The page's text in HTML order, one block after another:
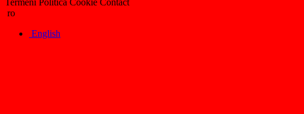
ro
English